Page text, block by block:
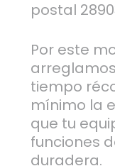
postal
Por este
tiempo
mínimo la
que tu
funciones
duradera.